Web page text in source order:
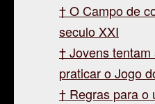
O Campo de
seculo XXI
Jovens
praticar o Jogo
Regras para o